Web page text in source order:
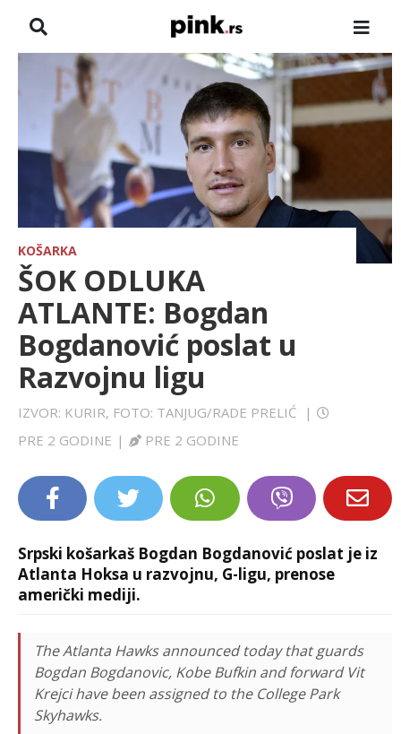
NASLOVNA
VESTI
ZADRUGA
SHOWBIZ
HRONIKA
FARMERI
TV
SPORT
KOŠARKA
ŠOK ODLUKA
ATLANTE: Bogdan
Bogdanović poslat u
Razvojnu ligu
IZVOR: KURIR, FOTO: TANJUG/RADE PRELIĆ
|
PRE 2 GODINE | PRE 2 GODINE
Srpski košarkaš Bogdan Bogdanović poslat je iz
Atlanta Hoksa u razvojnu, G-ligu, prenose
američki mediji.
The Atlanta Hawks announced today that guards
Bogdan Bogdanovic, Kobe Bufkin and forward Vit
Krejci have been assigned to the College Park
Skyhawks.